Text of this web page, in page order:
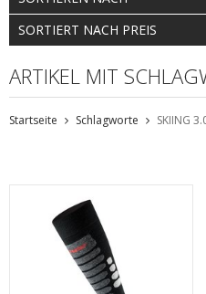
SORTIERT NACH PREIS
ARTIKEL MIT
Startseite Schlagworte SKIING